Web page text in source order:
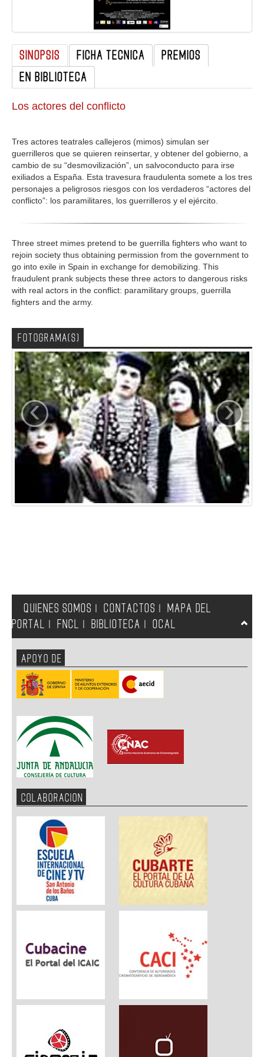
SINOPSIS FICHA TECNICA
PREMIOS
EN BIBLIOTECA
Los actores del conflicto
Tres actores teatrales callejeros (mimos) simulan ser
guerrilleros que se quieren reinsertar, y obtener del gobierno, a
cambio de su “desmovilización”, un salvoconducto para irse
exiliados a España. Esta travesura fraudulenta somete a los tres
personajes a peligrosos riesgos con los verdaderos “actores del
conflicto”: los paramilitares, los guerrilleros y el ejército.
Three street mimes pretend to be guerrilla fighters who want to
rejoin society thus obtaining permission from the government to
go into exile in Spain in exchange for demobilizing. This
fraudulent prank subjects these three actors to dangerous risks
with real actors in the conflict: paramilitary groups, guerrilla
fighters and the army.
FOTOGRAMA(S)
‹ ›
QUIENES SOMOS CONTACTOS
MAPA DEL
PORTAL
FNCL BIBLIOTECA OCAL
APOYO DE
COLABORACION